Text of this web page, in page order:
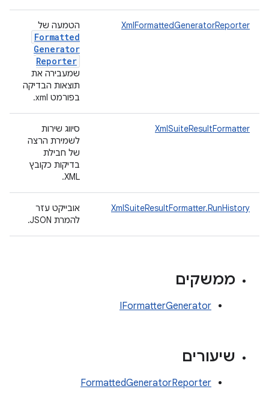
XmlFormattedGeneratorReporter הטמעה של
Formatted
Generator
Reporter
שמעבירה את
תוצאות הבדיקה
בפורמט xml.
XmlSuiteResultFormatter
סיווג שירות
לשמירת הרצה
של חבילת
בדיקות כקובץ
XML.
XmlSuiteResultFormatter.RunHistory
אובייקט עזר
להמרת JSON.
ממשקים
IFormatterGenerator
שיעורים
FormattedGeneratorReporter